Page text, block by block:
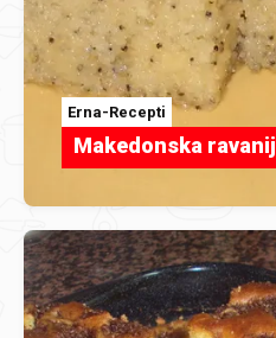
Erna-Recepti
Makedonska